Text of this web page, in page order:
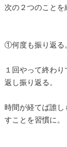
次の２つのことを
①何度も振り返る
１回やって終わ
返し振り返る。
時間が経てば誰し
すことを習慣に。